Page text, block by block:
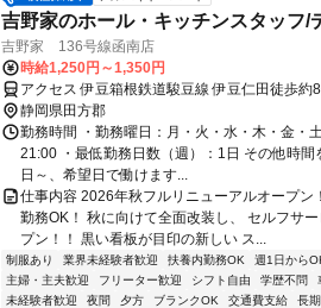
吉野家のホール・キッチンスタッフ/
吉野家 136号線函南店
時給1,250円～1,350円
アクセス 伊豆箱根鉄道駿豆線 伊豆仁田徒歩約
静岡県田方郡
勤務時間 ・勤務曜日：月・火・水・木・金・
21:00 ・最低勤務日数（週）：1日 その他時
日～、希望日で働けます...
仕事内容 2026年秋フルリニューアルオープン
勤務OK！ 秋に向けて全面改装し、 セルフサ
プン！！ 黒い看板が目印の新しい ス...
制服あり 業界未経験者歓迎 扶養内勤務OK 週1日から
主婦・主夫歓迎
フリーター歓迎 シフト自由 学歴不問
未経験者歓迎
夜間 夕方 ブランクOK 交通費支給 長